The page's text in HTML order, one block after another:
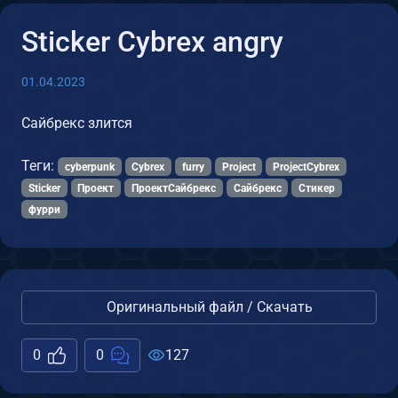
Sticker Cybrex angry
01.04.2023
Сайбрекс злится
Теги: cyberpunk Cybrex furry Project
ProjectCybrex
Sticker
Проект ПроектСайбрекс Сайбрекс
Стикер
фурри
Оригинальный файл / Скачать
0 0 127